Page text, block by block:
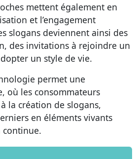
mettent également en
et l’engagement
slogans deviennent ainsi des
des invitations à rejoindre un
un style de vie.
permet une
où les consommateurs
la création de slogans,
en éléments vivants
continue.